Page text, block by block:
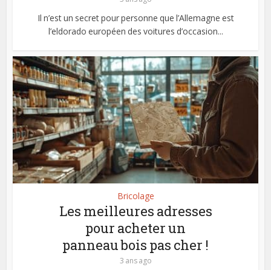
Il n’est un secret pour personne que l’Allemagne est
l’eldorado européen des voitures d’occasion...
Bricolage
Les meilleures adresses
pour acheter un
panneau bois pas cher !
3 ans ago